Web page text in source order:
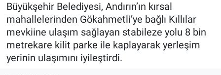
Büyükşehir Belediyesi, Andırın’ın kırsal
mahallelerinden Gökahmetli’ye bağlı Kıllılar
mevkiine ulaşım sağlayan stabileze yolu 8 bin
metrekare kilit parke ile kaplayarak yerleşim
yerinin ulaşımını iyileştirdi.
Ekonomi
Spor
Kültür Sanat
Süper Lig Puan Durumu ve Fikstür
Tüm Manşetler
Son Dakika Haberleri